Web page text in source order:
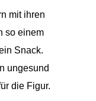
mit ihren
so einem
Snack.
ungesund
die Figur.